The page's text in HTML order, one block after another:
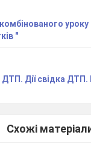
"
Дії свідка ДТП.
Схожі